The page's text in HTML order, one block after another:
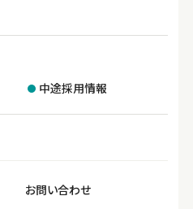
中途採用情報
お問い合わせ